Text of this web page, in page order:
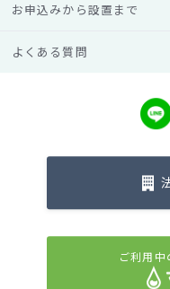
ーの製造から販売、宅
ランチャイズ展開。オ
バーの業界最大手となっ
□所在地：東京都品川
お申込みから設置まで
よくある質問
ご利用中